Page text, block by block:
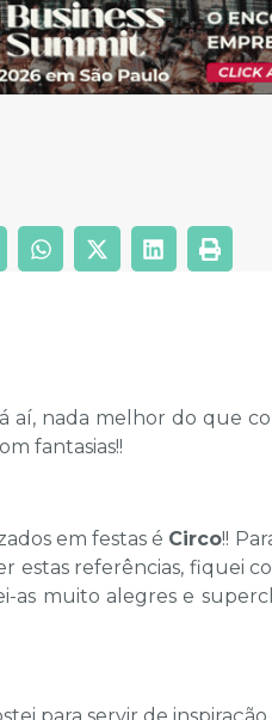
aí, nada melhor do que
fantasias!!
em festas é Circo!!
estas referências, fiquei
as muito alegres e